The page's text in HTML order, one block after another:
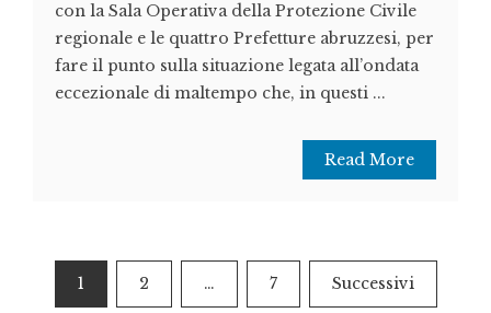
con la Sala Operativa della Protezione Civile
regionale e le quattro Prefetture abruzzesi, per
fare il punto sulla situazione legata all’ondata
eccezionale di maltempo che, in questi ...
Read More
Paginazione
1 2 … 7 Successivi